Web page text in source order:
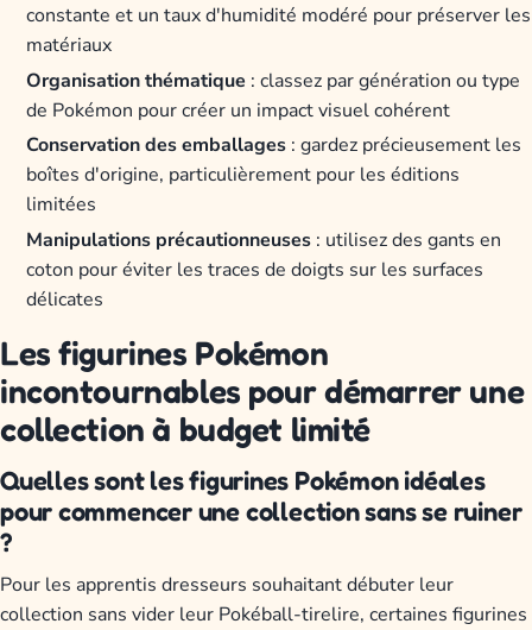
constante et un taux d'humidité modéré pour préserver les
matériaux
Organisation thématique : classez par génération ou type
de Pokémon pour créer un impact visuel cohérent
Conservation des emballages : gardez précieusement les
boîtes d'origine, particulièrement pour les éditions
limitées
Manipulations précautionneuses : utilisez des gants en
coton pour éviter les traces de doigts sur les surfaces
délicates
Les figurines Pokémon
incontournables pour démarrer une
collection à budget limité
Quelles sont les figurines Pokémon idéales
pour commencer une collection sans se ruiner
?
Pour les apprentis dresseurs souhaitant débuter leur
collection sans vider leur Pokéball-tirelire, certaines figurines